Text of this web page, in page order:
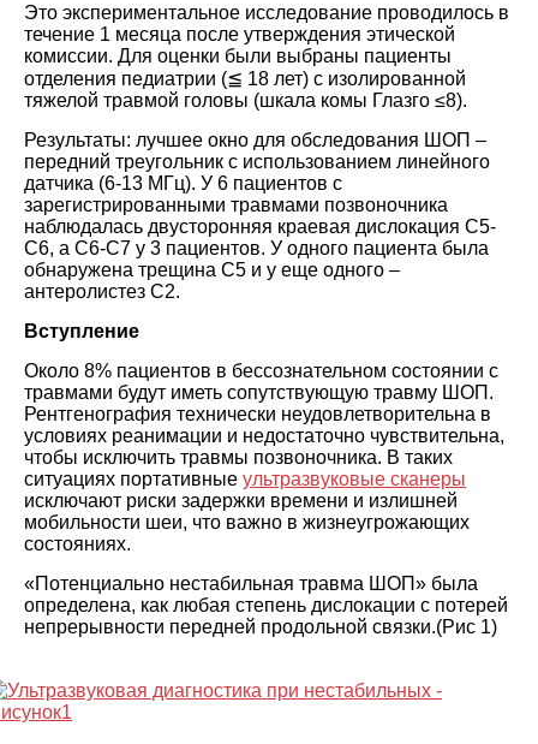
Это экспериментальное исследование проводилось в
течение 1 месяца после утверждения этической
комиссии. Для оценки были выбраны пациенты
отделения педиатрии (≦ 18 лет) с изолированной
тяжелой травмой головы (шкала комы Глазго ≤8).
Результаты: лучшее окно для обследования ШОП –
передний треугольник с использованием линейного
датчика (6-13 МГц). У 6 пациентов с
зарегистрированными травмами позвоночника
наблюдалась двусторонняя краевая дислокация C5-
C6, а C6-C7 у 3 пациентов. У одного пациента была
обнаружена трещина C5 и у еще одного –
антеролистез С2.
Вступление
Около 8% пациентов в бессознательном состоянии с
травмами будут иметь сопутствующую травму ШОП.
Рентгенография технически неудовлетворительна в
условиях реанимации и недостаточно чувствительна,
чтобы исключить травмы позвоночника. В таких
ситуациях портативные ультразвуковые сканеры
исключают риски задержки времени и излишней
мобильности шеи, что важно в жизнеугрожающих
состояниях.
«Потенциально нестабильная травма ШОП» была
определена, как любая степень дислокации с потерей
непрерывности передней продольной связки.(Рис 1)